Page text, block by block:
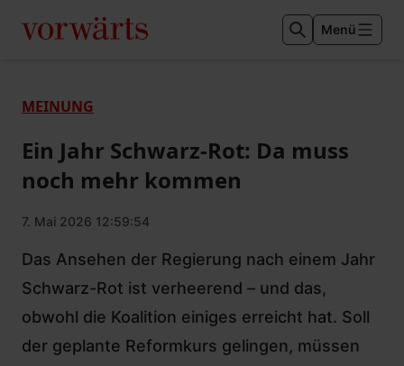
Menü
MEINUNG
Ein Jahr Schwarz-Rot: Da muss
noch mehr kommen
7. Mai 2026 12:59:54
Das Ansehen der Regierung nach einem Jahr
Schwarz-Rot ist verheerend – und das,
obwohl die Koalition einiges erreicht hat. Soll
der geplante Reformkurs gelingen, müssen